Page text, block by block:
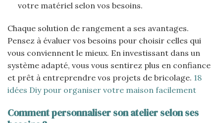
votre matériel selon vos besoins.
Chaque solution de rangement a ses avantages.
Pensez à évaluer vos besoins pour choisir celles qui
vous conviennent le mieux. En investissant dans un
système adapté, vous vous sentirez plus en confiance
et prêt à entreprendre vos projets de bricolage. 18
idées Diy pour organiser votre maison facilement
Comment personnaliser son atelier selon ses